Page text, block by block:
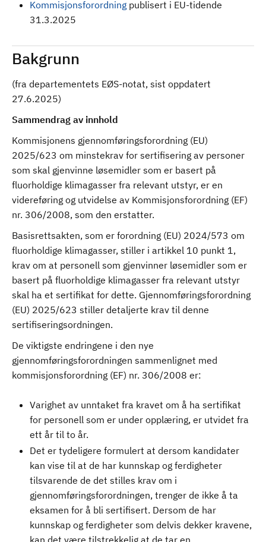
Kommisjonsforordning publisert i EU-tidende
31.3.2025
Bakgrunn
(fra departementets EØS-notat, sist oppdatert
27.6.2025)
Sammendrag av innhold
Kommisjonens gjennomføringsforordning (EU)
2025/623 om minstekrav for sertifisering av personer
som skal gjenvinne løsemidler som er basert på
fluorholdige klimagasser fra relevant utstyr, er en
videreføring og utvidelse av Kommisjonsforordning (EF)
nr. 306/2008, som den erstatter.
Basisrettsakten, som er forordning (EU) 2024/573 om
fluorholdige klimagasser, stiller i artikkel 10 punkt 1,
krav om at personell som gjenvinner løsemidler som er
basert på fluorholdige klimagasser fra relevant utstyr
skal ha et sertifikat for dette. Gjennomføringsforordning
(EU) 2025/623 stiller detaljerte krav til denne
sertifiseringsordningen.
De viktigste endringene i den nye
gjennomføringsforordningen sammenlignet med
kommisjonsforordning (EF) nr. 306/2008 er:
Varighet av unntaket fra kravet om å ha sertifikat
for personell som er under opplæring, er utvidet fra
ett år til to år.
Det er tydeligere formulert at dersom kandidater
kan vise til at de har kunnskap og ferdigheter
tilsvarende de det stilles krav om i
gjennomføringsforordningen, trenger de ikke å ta
eksamen for å bli sertifisert. Dersom de har
kunnskap og ferdigheter som delvis dekker kravene,
kan det være tilstrekkelig at de tar en